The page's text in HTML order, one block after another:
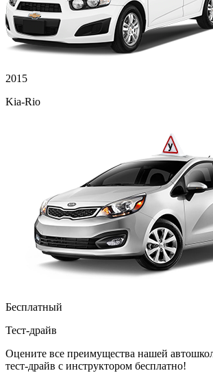
2015
Kia-Rio
Бесплатный
Тест-драйв
Оцените все преимущества нашей
тест-драйв с инструктором бесплатно!